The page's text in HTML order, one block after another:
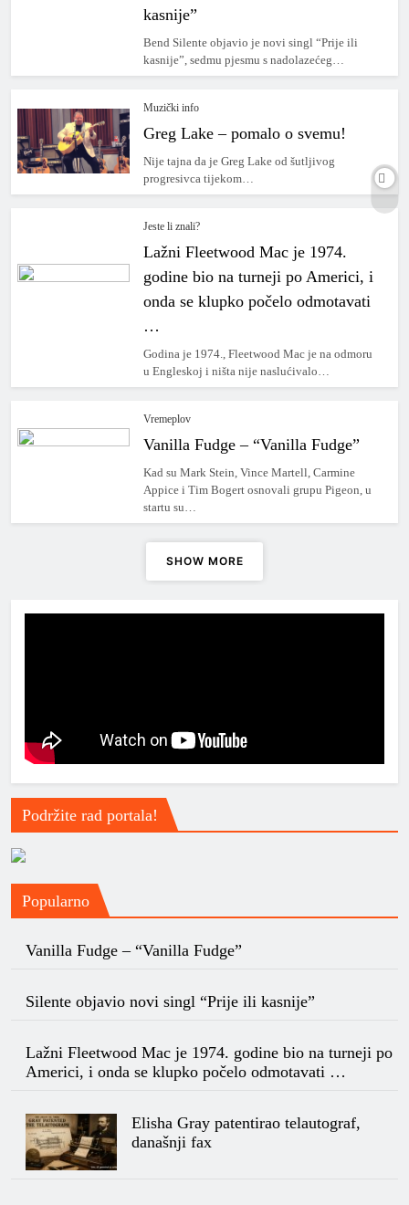
kasnije”
Bend Silente objavio je novi singl “Prije ili
kasnije”, sedmu pjesmu s nadolazećeg…
Muzički info
Greg Lake – pomalo o svemu!
Nije tajna da je Greg Lake od šutljivog
progresivca tijekom…
Jeste li znali?
Lažni Fleetwood Mac je 1974.
godine bio na turneji po Americi, i
onda se klupko počelo odmotavati
…
Godina je 1974., Fleetwood Mac je na odmoru
u Engleskoj i ništa nije naslućivalo…
Vremeplov
Vanilla Fudge – “Vanilla Fudge”
Kad su Mark Stein, Vince Martell, Carmine
Appice i Tim Bogert osnovali grupu Pigeon, u
startu su…
SHOW MORE
Podržite rad portala!
Popularno
Vanilla Fudge – “Vanilla Fudge”
Silente objavio novi singl “Prije ili kasnije”
Lažni Fleetwood Mac je 1974. godine bio na turneji po
Americi, i onda se klupko počelo odmotavati …
Elisha Gray patentirao telautograf,
današnji fax